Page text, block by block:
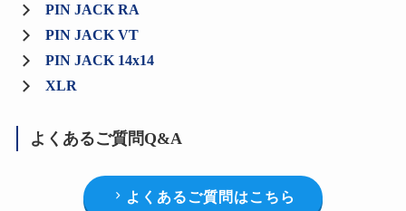
PIN JACK RA
PIN JACK VT
PIN JACK 14x14
XLR
よくあるご質問Q&A
よくあるご質問はこちら